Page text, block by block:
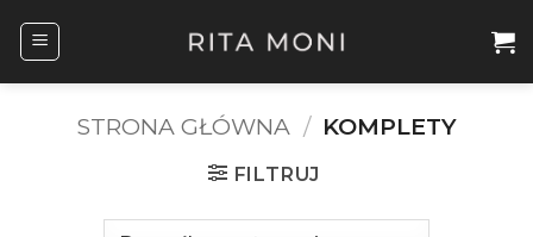
STRONA GŁÓWNA / KOMPLETY
FILTRUJ